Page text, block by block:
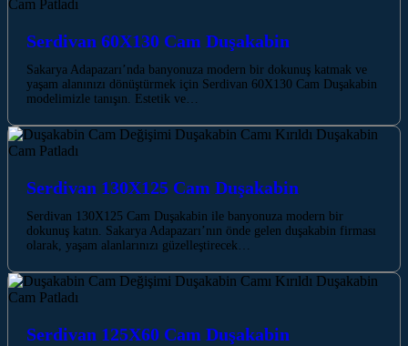
Serdivan 60X130 Cam Duşakabin
Sakarya Adapazarı’nda banyonuza modern bir dokunuş katmak ve
yaşam alanınızı dönüştürmek için Serdivan 60X130 Cam Duşakabin
modelimizle tanışın. Estetik ve…
Serdivan 130X125 Cam Duşakabin
Serdivan 130X125 Cam Duşakabin ile banyonuza modern bir
dokunuş katın. Sakarya Adapazarı’nın önde gelen duşakabin firması
olarak, yaşam alanlarınızı güzelleştirecek…
Serdivan 125X60 Cam Duşakabin